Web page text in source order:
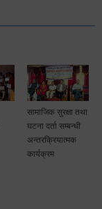
सामाजिक सुरक्षा तथा
घटना दर्ता सम्बन्धी
अन्तरक्रियात्मक
कार्यक्रम